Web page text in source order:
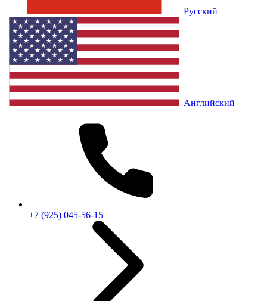
Русский
Английский
+7 (925) 045-56-15